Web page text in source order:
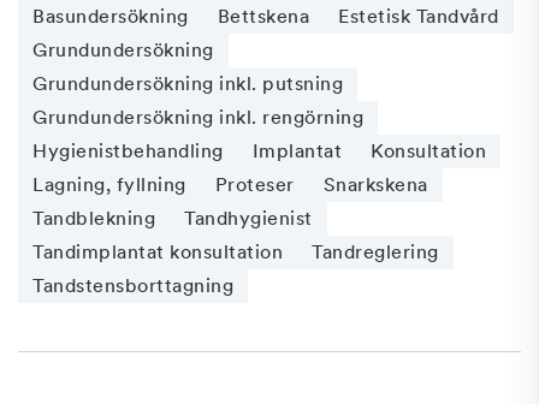
Basundersökning
Bettskena
Estetisk Tandvård
Grundundersökning
Grundundersökning inkl. putsning
Grundundersökning inkl. rengörning
Hygienistbehandling
Implantat
Konsultation
Lagning, fyllning
Proteser
Snarkskena
Tandblekning
Tandhygienist
Tandimplantat konsultation
Tandreglering
Tandstensborttagning